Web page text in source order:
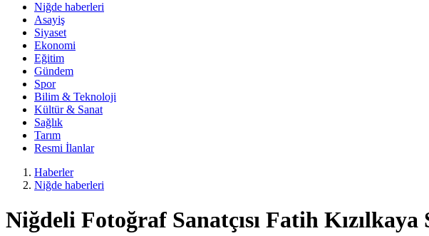
Niğde haberleri
Asayiş
Siyaset
Ekonomi
Eğitim
Gündem
Spor
Bilim & Teknoloji
Kültür & Sanat
Sağlık
Tarım
Resmi İlanlar
Haberler
Niğde haberleri
Niğdeli Fotoğraf Sanatçısı Fatih